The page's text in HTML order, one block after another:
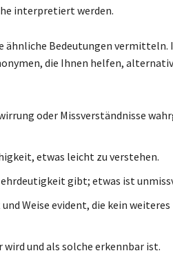
interpretiert werden.
ähnliche Bedeutungen vermitteln.
die Ihnen helfen,
oder Missverständnisse
etwas leicht zu verstehen.
gibt; etwas ist
Weise evident, die kein
und als solche erkennbar ist.